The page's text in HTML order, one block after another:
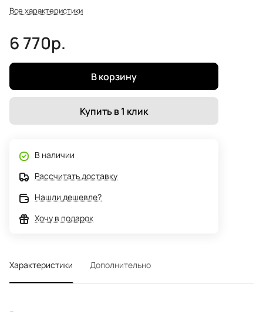
Все характеристики
6 770р.
В корзину
Купить в 1 клик
В наличии
Рассчитать доставку
Нашли дешевле?
Хочу в подарок
Характеристики Дополнительно